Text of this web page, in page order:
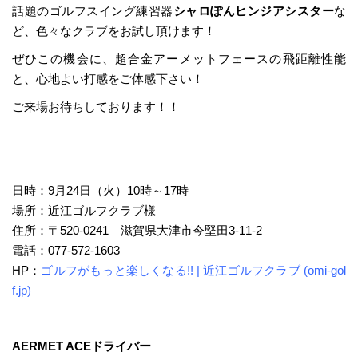
話題のゴルフスイング練習器シャロぽんヒンジアシスターな
ど、色々なクラブをお試し頂けます！
ぜひこの機会に、超合金アーメットフェースの飛距離性能
と、心地よい打感をご体感下さい！
ご来場お待ちしております！！
日時：9月24日（火）10時～17時
場所：近江ゴルフクラブ様
住所：〒520-0241 滋賀県大津市今堅田3-11-2
電話：077-572-1603
HP： ゴルフがもっと楽しくなる!! | 近江ゴルフクラブ (omi-gol
f.jp)
AERMET ACEドライバー